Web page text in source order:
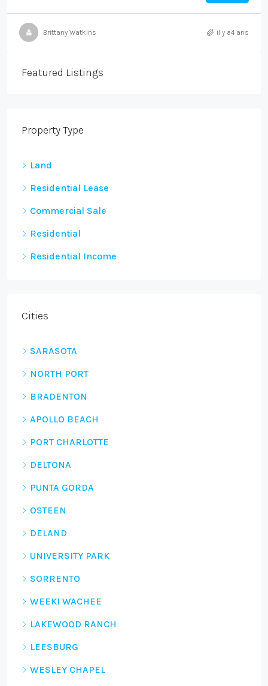
Brittany Watkins il y a4 ans
Featured Listings
Property Type
Land
Residential Lease
Commercial Sale
Residential
Residential Income
Cities
SARASOTA
NORTH PORT
BRADENTON
APOLLO BEACH
PORT CHARLOTTE
DELTONA
PUNTA GORDA
OSTEEN
DELAND
UNIVERSITY PARK
SORRENTO
WEEKI WACHEE
LAKEWOOD RANCH
LEESBURG
WESLEY CHAPEL